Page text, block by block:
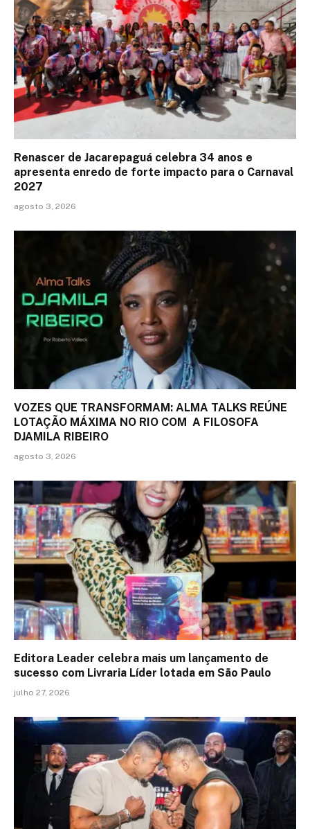
Renascer de Jacarepaguá celebra 34 anos e
apresenta enredo de forte impacto para o Carnaval
2027
agosto 3, 2026
VOZES QUE TRANSFORMAM: ALMA TALKS REÚNE
LOTAÇÃO MÁXIMA NO RIO COM A FILOSOFA
DJAMILA RIBEIRO
agosto 3, 2026
Editora Leader celebra mais um lançamento de
sucesso com Livraria Líder lotada em São Paulo
julho 27, 2026